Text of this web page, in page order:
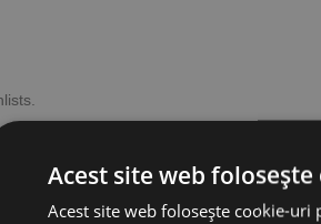
Acest site web
Acest site web folosește cookie-